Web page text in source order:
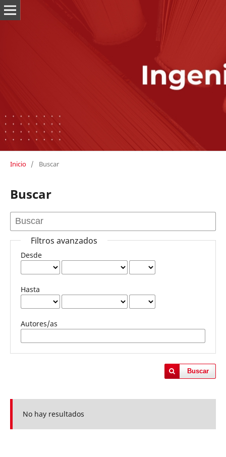
Inicio / Buscar
Buscar
Filtros avanzados
Desde
Hasta
Autores/as
Buscar
No hay resultados